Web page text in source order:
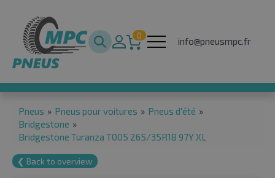
0
info@pneusmpc.fr
Pneus » Pneus pour voitures » Pneus d'été »
Bridgestone »
Bridgestone Turanza T005 265/35R18 97Y XL
❮ Back to overview